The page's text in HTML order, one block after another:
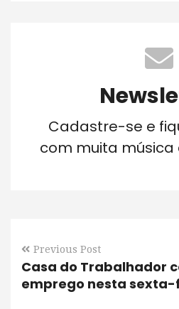
Cadastre-se e
com muita
Previous Post
Casa do Trabalhador
emprego nesta